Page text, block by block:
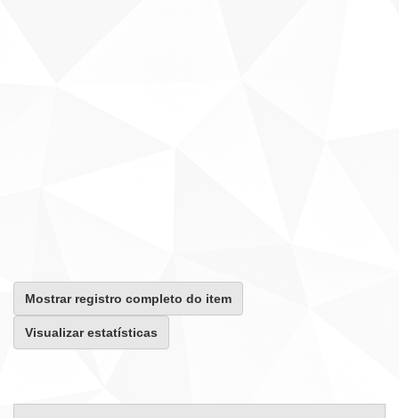
Mostrar registro completo do item
Visualizar estatísticas